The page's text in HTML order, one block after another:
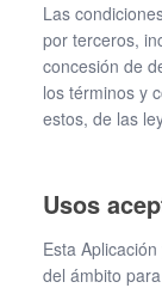
Las
por terceros,
concesión de
los términos y
estos, de las
Usos
Esta
del ámbito